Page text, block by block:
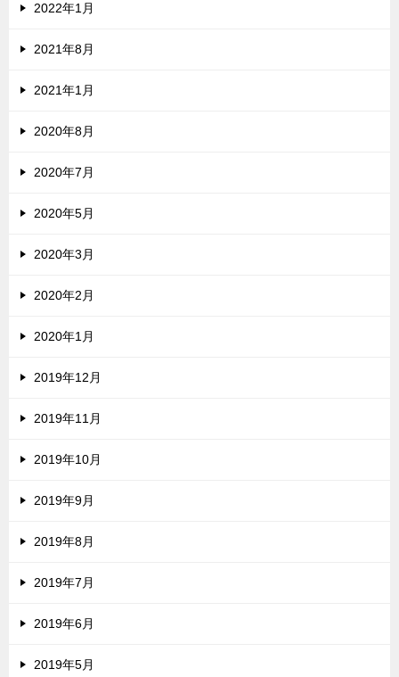
2022年1月
2021年8月
2021年1月
2020年8月
2020年7月
2020年5月
2020年3月
2020年2月
2020年1月
2019年12月
2019年11月
2019年10月
2019年9月
2019年8月
2019年7月
2019年6月
2019年5月